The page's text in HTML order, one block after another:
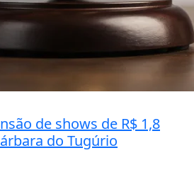
de shows de R$ 1,8
do Tugúrio